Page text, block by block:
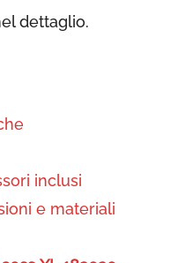
dettaglio.
inclusi
e materiali